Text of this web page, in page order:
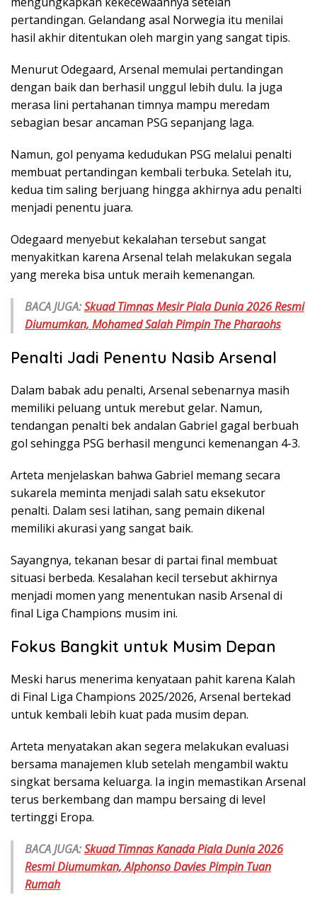
pertandingan. Gelandang asal Norwegia itu menilai
hasil akhir ditentukan oleh margin yang sangat tipis.
Menurut Odegaard, Arsenal memulai pertandingan
dengan baik dan berhasil unggul lebih dulu. Ia juga
merasa lini pertahanan timnya mampu meredam
sebagian besar ancaman PSG sepanjang laga.
Namun, gol penyama kedudukan PSG melalui penalti
membuat pertandingan kembali terbuka. Setelah itu,
kedua tim saling berjuang hingga akhirnya adu penalti
menjadi penentu juara.
Odegaard menyebut kekalahan tersebut sangat
menyakitkan karena Arsenal telah melakukan segala
yang mereka bisa untuk meraih kemenangan.
BACA JUGA:Skuad Timnas Mesir Piala Dunia 2026 Resmi
Diumumkan, Mohamed Salah Pimpin The Pharaohs
Penalti Jadi Penentu Nasib Arsenal
Dalam babak adu penalti, Arsenal sebenarnya masih
memiliki peluang untuk merebut gelar. Namun,
tendangan penalti bek andalan Gabriel gagal berbuah
gol sehingga PSG berhasil mengunci kemenangan 4-3.
Arteta menjelaskan bahwa Gabriel memang secara
sukarela meminta menjadi salah satu eksekutor
penalti. Dalam sesi latihan, sang pemain dikenal
memiliki akurasi yang sangat baik.
Sayangnya, tekanan besar di partai final membuat
situasi berbeda. Kesalahan kecil tersebut akhirnya
menjadi momen yang menentukan nasib Arsenal di
final Liga Champions musim ini.
Fokus Bangkit untuk Musim Depan
Meski harus menerima kenyataan pahit karena Kalah
di Final Liga Champions 2025/2026, Arsenal bertekad
untuk kembali lebih kuat pada musim depan.
Arteta menyatakan akan segera melakukan evaluasi
bersama manajemen klub setelah mengambil waktu
singkat bersama keluarga. Ia ingin memastikan Arsenal
terus berkembang dan mampu bersaing di level
tertinggi Eropa.
BACA JUGA:Skuad Timnas Kanada Piala Dunia 2026
Resmi Diumumkan, Alphonso Davies Pimpin Tuan
Rumah